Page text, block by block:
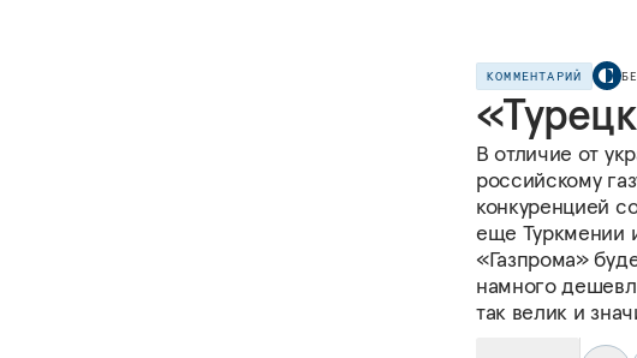
КОММЕНТАРИЙ
В отличие от
российскому
конкуренцией
еще Туркмении
«Газпрома»
намного
так велик и